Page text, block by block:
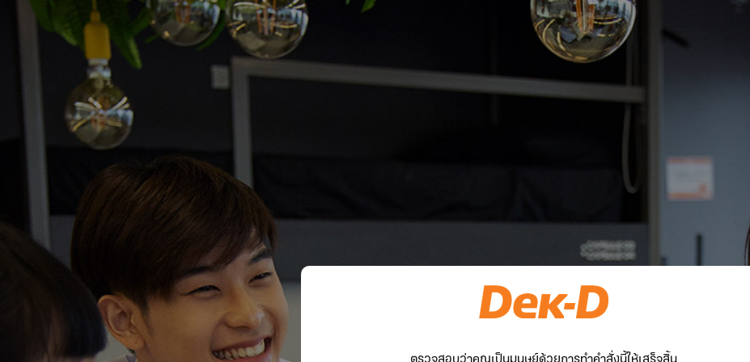
ตรวจสอบว่าคุณเป็นมนุษย์ด้วยการทำคำสั่งนี้ให้เสร็จสิ้น